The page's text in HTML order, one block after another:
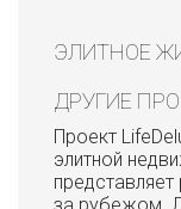
ЭЛИТНОЕ
ДРУГИЕ
Проект
элитной